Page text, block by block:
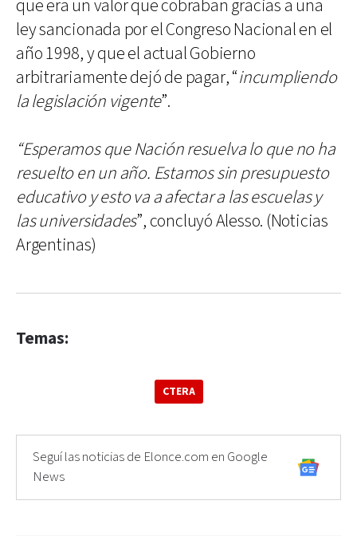
que era un valor que cobraban gracias a una
ley sancionada por el Congreso Nacional en el
año 1998, y que el actual Gobierno
arbitrariamente dejó de pagar, “incumpliendo
la legislación vigente”.
“Esperamos que Nación resuelva lo que no ha
resuelto en un año. Estamos sin presupuesto
educativo y esto va a afectar a las escuelas y
las universidades”, concluyó Alesso. (Noticias
Argentinas)
Temas:
CTERA
Seguí las noticias de Elonce.com en Google
News